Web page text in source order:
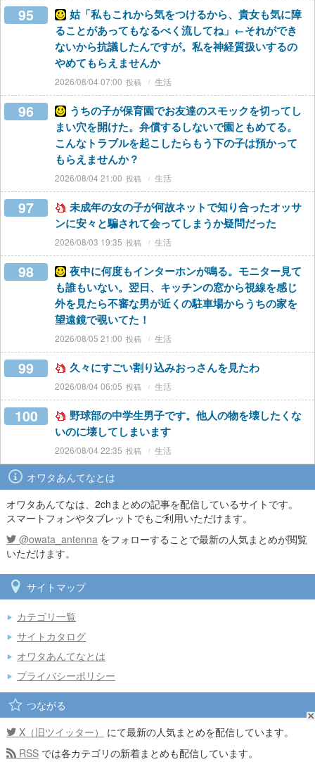
95
姑「私もこれから気をつけるから、貴女も気に障
ることがあってもなるべく流してね」←それができ
ないから抗議したんですが。私を神経質扱いするの
やめてもらえませんか
2026/08/04 07:00 生活
96
うちの子が保育園でお友達のスモックを切ってし
まい穴を開けた。弁償するしないで園ともめてる。
こんなトラブルを起こしたらもう下の子は預かって
もらえませんか？
2026/08/04 21:00 生活
97
未成年の女の子が何故ネットで知り合ったオッサ
ンに安々と騙されて会ってしまうか疑問だった
2026/08/03 19:35 生活
98
夜中に何度もインターホンが鳴る。モニター見て
も誰もいない。翌日、キッチンの窓から視線を感じ
外を見たら不審な男が近くの駐車場からうちの家を
望遠鏡で覗いてた！
2026/08/05 21:00 生活
99 久々にすごい割り込みおっさんを見たわ
2026/08/04 06:05 生活
100
野球部の中学生男子です。他人の物を壊したくな
いのに壊してしまいます
2026/08/04 22:35 生活
オワタあんてなとは
オワタあんてなは、2chまとめの記事を配信しているサイトです。
スマートフォンやタブレットでもご利用いただけます。
@owata_antenna をフォローすることで最新の人気まとめが閲覧
いただけます。
サイトマップ
カテゴリ一覧
サイトカタログ
オワタあんてなとは
プライバシーポリシー
つながる
X（旧ツイッター）
にて最新の人気まとめを配信しています。
RSS では各カテゴリの新着まとめも配信しています。